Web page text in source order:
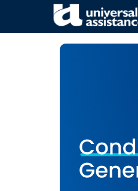
Condiciones generales